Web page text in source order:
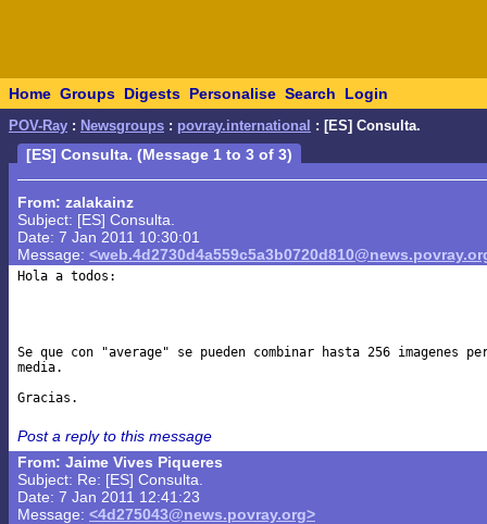
Home Groups Digests Personalise Search Login
POV-Ray : Newsgroups : povray.international : [ES] Consulta.
[ES] Consulta. (Message 1 to 3 of 3)
From: zalakainz
Subject: [ES] Consulta.
Date: 7 Jan 2011 10:30:01
Message:
Hola a todos:
Se que con "average" se pueden combinar hasta 256 imagenes
media.
Post a reply to this message
From: Jaime Vives Piqueres
Subject: Re: [ES] Consulta.
Date: 7 Jan 2011 12:41:23
Message: <4d275043@news.povray.org>